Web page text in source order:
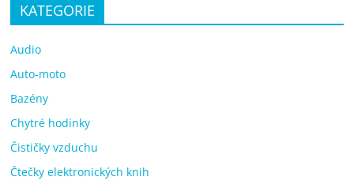
KATEGORIE
Audio
Auto-moto
Bazény
Chytré hodinky
Čističky vzduchu
Čtečky elektronických knih